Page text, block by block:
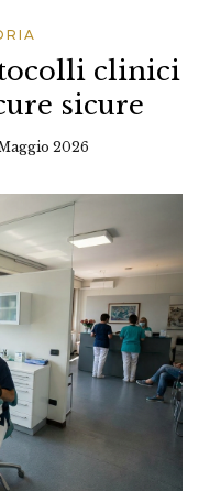
clinici
sicure
2026